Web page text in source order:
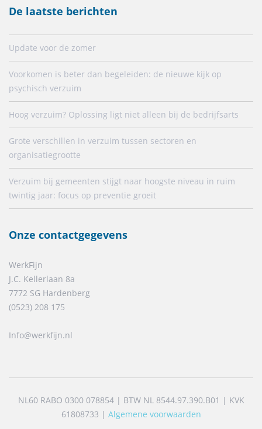
De laatste berichten
Update voor de zomer
Voorkomen is beter dan begeleiden: de nieuwe kijk op
psychisch verzuim
Hoog verzuim? Oplossing ligt niet alleen bij de bedrijfsarts
Grote verschillen in verzuim tussen sectoren en
organisatiegrootte
Verzuim bij gemeenten stijgt naar hoogste niveau in ruim
twintig jaar: focus op preventie groeit
Onze contactgegevens
WerkFijn
J.C. Kellerlaan 8a
7772 SG Hardenberg
(0523) 208 175
Info@werkfijn.nl
NL60 RABO 0300 078854 | BTW NL 8544.97.390.B01 | KVK
61808733 | Algemene voorwaarden